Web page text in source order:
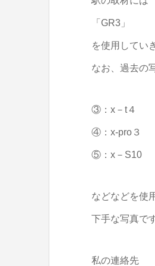
「GR3」
を使用してい
なお、過去の
③：x－t４
④：x-pro３
⑤：x－S10
などなどを使
下手な写真で
私の連絡先